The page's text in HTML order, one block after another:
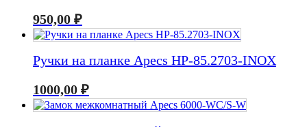
950,00 ₽
Ручки на планке Apecs HP-85.2703-INOX
1000,00 ₽